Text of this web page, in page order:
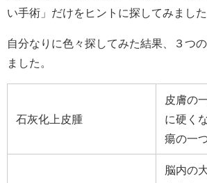
い手術」だけをヒントに探してみました
自分なりに色々探してみた結果、３つ
ました。
石灰化上皮腫
皮膚の
に硬く
瘍の一
脳内の